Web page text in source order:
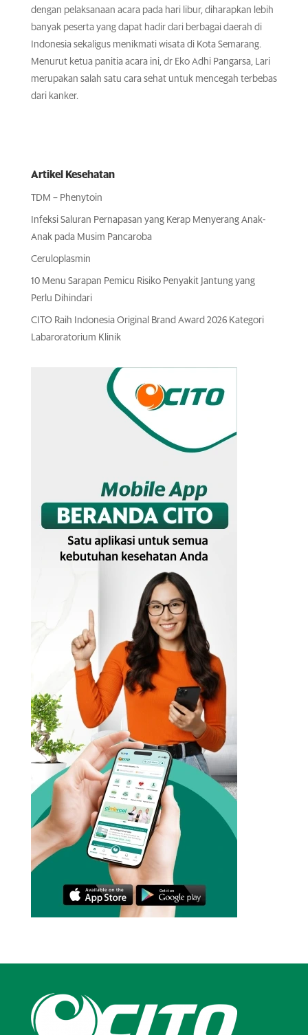
dengan pelaksanaan acara pada hari libur, diharapkan lebih
banyak peserta yang dapat hadir dari berbagai daerah di
Indonesia sekaligus menikmati wisata di Kota Semarang.
Menurut ketua panitia acara ini, dr Eko Adhi Pangarsa, Lari
merupakan salah satu cara sehat untuk mencegah terbebas
dari kanker.
Artikel Kesehatan
TDM – Phenytoin
Infeksi Saluran Pernapasan yang Kerap Menyerang Anak-
Anak pada Musim Pancaroba
Ceruloplasmin
10 Menu Sarapan Pemicu Risiko Penyakit Jantung yang
Perlu Dihindari
CITO Raih Indonesia Original Brand Award 2026 Kategori
Labaroratorium Klinik